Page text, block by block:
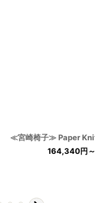
≪宮崎椅子≫ Paper
164,340円